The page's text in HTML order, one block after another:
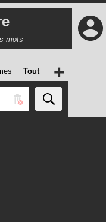
mots
Tout +